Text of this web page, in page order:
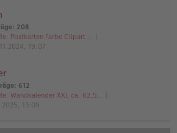
: 208
Postkarten Farbe Clipart …
19:07
: 612
Wandkalender XXL ca. 62,5…
13:09